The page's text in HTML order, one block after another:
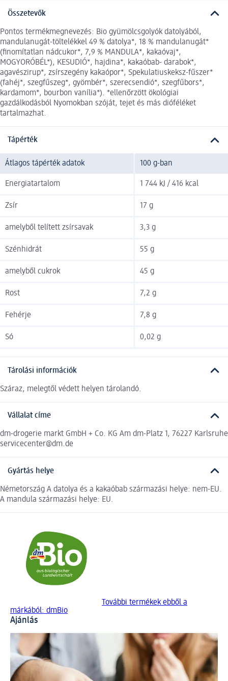
Összetevők
Pontos termékmegnevezés: Bio gyümölcsgolyók datolyából,
mandulanugát-töltelékkel 49 % datolya*, 18 % mandulanugát*
(finomítatlan nádcukor*, 7,9 % MANDULA*, kakaóvaj*,
MOGYORÓBÉL*), KESUDIÓ*, hajdina*, kakaóbab- darabok*,
agavészirup*, zsírszegény kakaópor*, Spekulatiuskeksz-fűszer*
(fahéj*, szegfűszeg*, gyömbér*, szerecsendió*, szegfűbors*,
kardamom*, bourbon vanília*). *ellenőrzött ökológiai
gazdálkodásból Nyomokban szóját, tejet és más dióféléket
tartalmazhat.
Tápérték
Átlagos tápérték adatok 100 g-ban
Energiatartalom 1 744 kJ / 416 kcal
Zsír 17 g
amelyből telített zsírsavak 3,3 g
Szénhidrát 55 g
amelyből cukrok 45 g
Rost 7,2 g
Fehérje 7,8 g
Só 0,02 g
Tárolási információk
Száraz, melegtől védett helyen tárolandó.
Vállalat címe
dm-drogerie markt GmbH + Co. KG Am dm-Platz 1, 76227 Karlsruhe
servicecenter@dm.de
Gyártás helye
Németország A datolya és a kakaóbab származási helye: nem-EU.
A mandula származási helye: EU.
További termékek ebből a
márkából: dmBio
Ajánlás